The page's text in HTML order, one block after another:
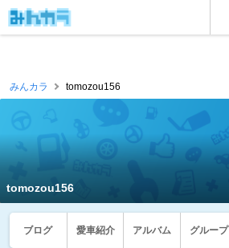
みんカラ tomozou156
tomozou156
ブログ 愛車紹介 アルバム グループ